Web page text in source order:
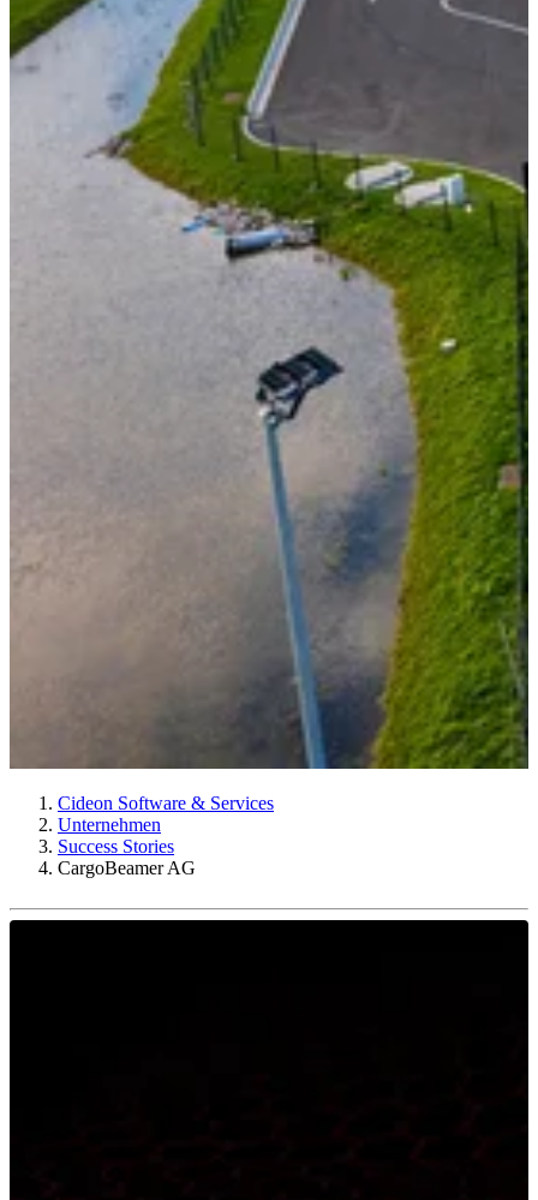
Cideon Software & Services
Unternehmen
Success Stories
CargoBeamer AG